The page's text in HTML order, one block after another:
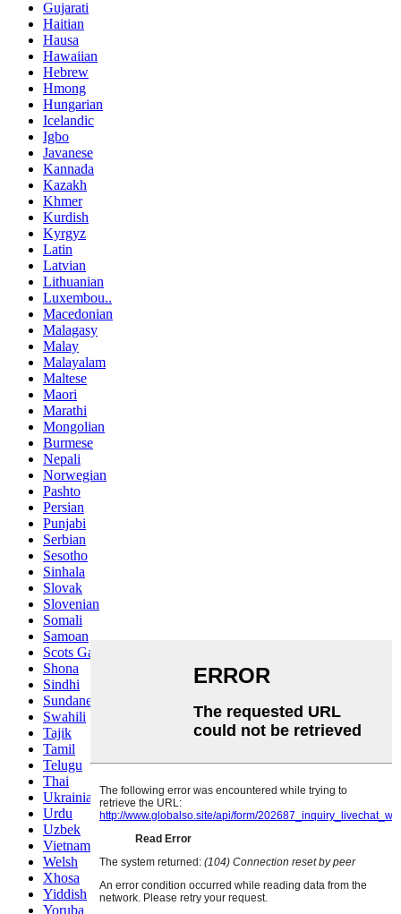
Gujarati
Haitian
Hausa
Hawaiian
Hebrew
Hmong
Hungarian
Icelandic
Igbo
Javanese
Kannada
Kazakh
Khmer
Kurdish
Kyrgyz
Latin
Latvian
Lithuanian
Luxembou..
Macedonian
Malagasy
Malay
Malayalam
Maltese
Maori
Marathi
Mongolian
Burmese
Nepali
Norwegian
Pashto
Persian
Punjabi
Serbian
Sesotho
Sinhala
Slovak
Slovenian
Somali
Samoan
Scots Gaelic
Shona
Sindhi
Sundanese
Swahili
Tajik
Tamil
Telugu
Thai
Ukrainian
Urdu
Uzbek
Vietnamese
Welsh
Xhosa
Yiddish
Yoruba